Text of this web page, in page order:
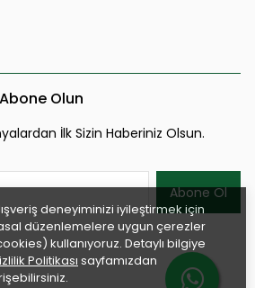
deneyiminizi iyileştirmek için
düzenlemelere uygun çerezler
kullanıyoruz. Detaylı bilgiye
Politikası sayfamızdan
Olun
İlk Sizin Haberiniz Olsun.
Abone Ol